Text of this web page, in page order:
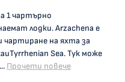
1 чартърно
лодки. Arzachena е
чартиране на яхта за
Sea. Тук може
Прочети повече